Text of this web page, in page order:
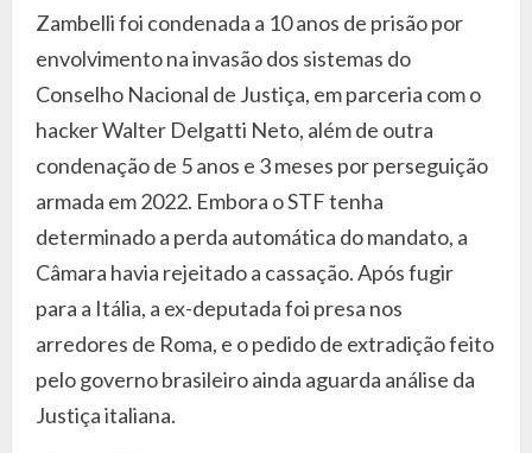
Zambelli foi condenada a 10 anos de prisão por
envolvimento na invasão dos sistemas do
Conselho Nacional de Justiça, em parceria com o
hacker Walter Delgatti Neto, além de outra
condenação de 5 anos e 3 meses por perseguição
armada em 2022. Embora o STF tenha
determinado a perda automática do mandato, a
Câmara havia rejeitado a cassação. Após fugir
para a Itália, a ex-deputada foi presa nos
arredores de Roma, e o pedido de extradição feito
pelo governo brasileiro ainda aguarda análise da
Justiça italiana.